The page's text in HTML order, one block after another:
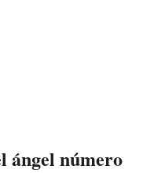
ángel número